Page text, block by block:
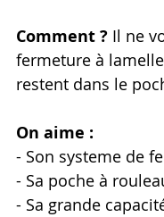
Comment ? Il ne
fermeture à
restent dans le
On aime :
- Son systeme de
- Sa poche à
- Sa grande